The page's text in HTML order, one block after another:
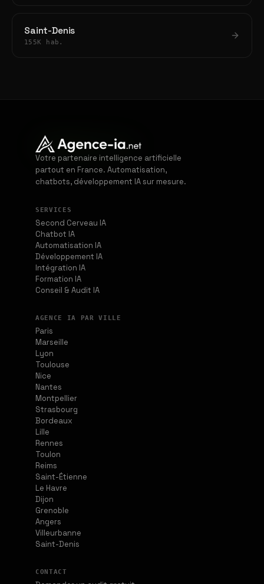
Saint-Denis
155K hab.
Votre partenaire intelligence artificielle
partout en France. Automatisation,
chatbots, développement IA sur mesure.
SERVICES
Second Cerveau IA
Chatbot IA
Automatisation IA
Développement IA
Intégration IA
Formation IA
Conseil & Audit IA
AGENCE IA PAR VILLE
Paris
Marseille
Lyon
Toulouse
Nice
Nantes
Montpellier
Strasbourg
Bordeaux
Lille
Rennes
Toulon
Reims
Saint-Étienne
Le Havre
Dijon
Grenoble
Angers
Villeurbanne
Saint-Denis
CONTACT